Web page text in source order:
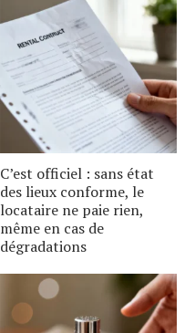
C’est officiel : sans état
des lieux conforme, le
locataire ne paie rien,
même en cas de
dégradations